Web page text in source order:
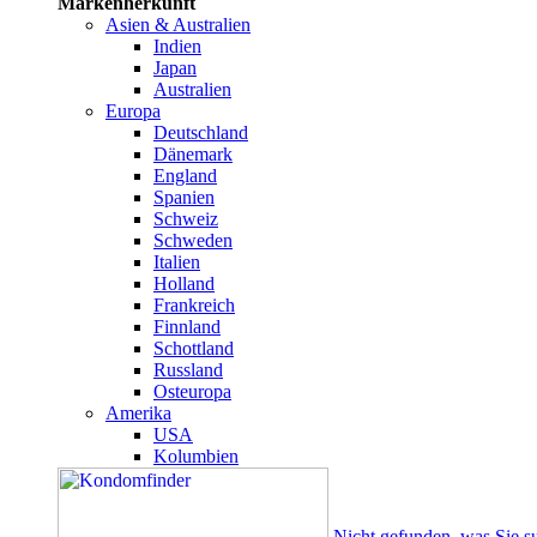
Asien & Australien
Indien
Japan
Australien
Europa
Deutschland
Dänemark
England
Spanien
Schweiz
Schweden
Italien
Holland
Frankreich
Finnland
Schottland
Russland
Osteuropa
Amerika
USA
Kolumbien